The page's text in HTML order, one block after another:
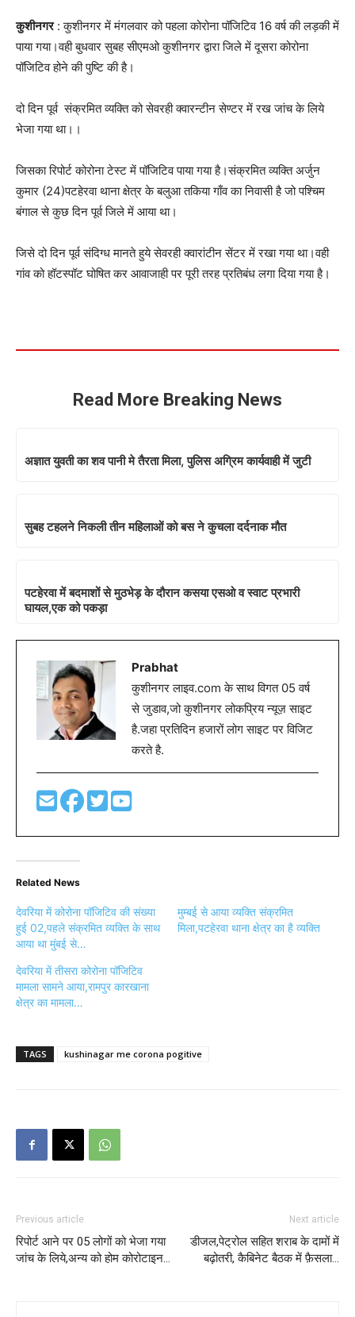
कुशीनगर: कुशीनगर में मंगलवार को पहला कोरोना पॉजिटिव 16 वर्ष की लड़की में
पाया गया।वही बुधवार सुबह सीएमओ कुशीनगर द्वारा जिले में दूसरा कोरोना
पॉजिटिव होने की पुष्टि की है।
दो दिन पूर्व संक्रमित व्यक्ति को सेवरही क्वारन्टीन सेण्टर में रख जांच के लिये
भेजा गया था।।
जिसका रिपोर्ट कोरोना टेस्ट में पॉजिटिव पाया गया है।संक्रमित व्यक्ति अर्जुन
कुमार (24)पटहेरवा थाना क्षेत्र के बलुआ तकिया गाँव का निवासी है जो पश्चिम
बंगाल से कुछ दिन पूर्व जिले में आया था।
जिसे दो दिन पूर्व संदिग्ध मानते हुये सेवरही क्वारांटीन सेंटर में रखा गया था।वही
गांव को हॉटस्पॉट घोषित कर आवाजाही पर पूरी तरह प्रतिबंध लगा दिया गया है।
Read More Breaking News
अज्ञात युवती का शव पानी मे तैरता मिला, पुलिस अग्रिम कार्यवाही में जुटी
सुबह टहलने निकली तीन महिलाओं को बस ने कुचला दर्दनाक मौत
पटहेरवा में बदमाशों से मुठभेड़ के दौरान कसया एसओ व स्वाट प्रभारी
घायल,एक को पकड़ा
Prabhat
कुशीनगर लाइव.com के साथ विगत 05 वर्ष
से जुडाव,जो कुशीनगर लोकप्रिय न्यूज़ साइट
है.जहा प्रतिदिन हजारों लोग साइट पर विजिट
करते है.
Related News
देवरिया में कोरोना पॉजिटिव की संख्या
हुई 02,पहले संक्रमित व्यक्ति के साथ
आया था मुंबई से…
मुम्बई से आया व्यक्ति संक्रमित
मिला,पटहेरवा थाना क्षेत्र का है व्यक्ति
देवरिया में तीसरा कोरोना पॉजिटिव
मामला सामने आया,रामपुर कारखाना
क्षेत्र का मामला…
TAGS kushinagar me corona pogitive
Previous article
रिपोर्ट आने पर 05 लोगों को भेजा गया
जांच के लिये,अन्य को होम कोरोटाइन…
Next article
डीजल,पेट्रोल सहित शराब के दामों में
बढ़ोतरी, कैबिनेट बैठक में फ़ैसला…